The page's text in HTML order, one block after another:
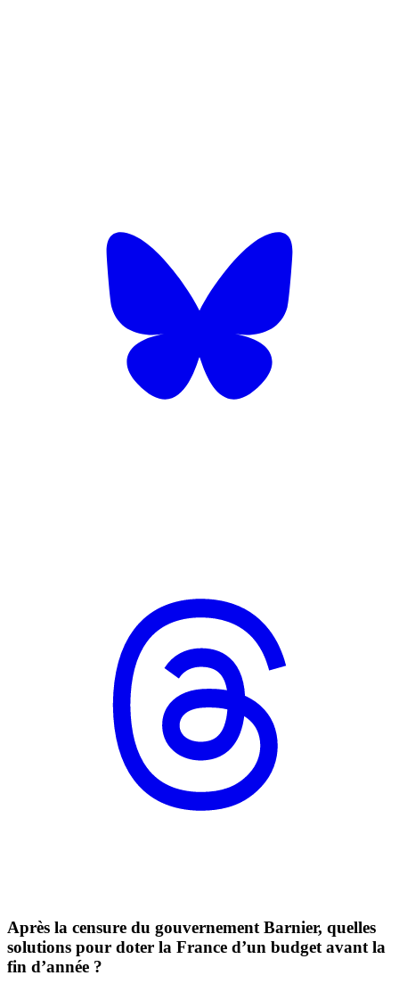
Après la censure du gouvernement Barnier, quelles
solutions pour doter la France d’un budget avant la
fin d’année ?